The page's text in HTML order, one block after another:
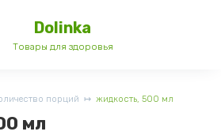
Dolinka
Товары для здоровья
порций жидкость, 500 мл
мл